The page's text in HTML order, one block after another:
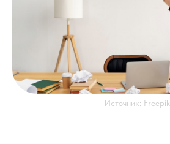
Источник: Freepik